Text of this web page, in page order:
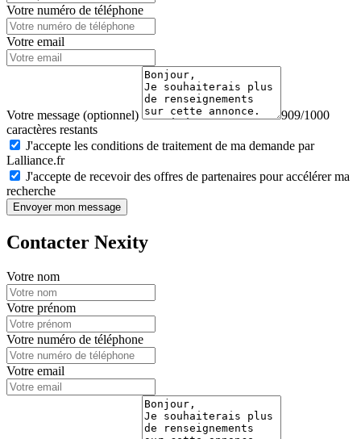
Votre numéro de téléphone
Votre email
Votre message (optionnel)
909/1000
caractères restants
J'accepte les conditions de traitement de ma demande par
Lalliance.fr
J'accepte de recevoir des offres de partenaires pour accélérer ma
recherche
Envoyer mon message
Contacter Nexity
Votre nom
Votre prénom
Votre numéro de téléphone
Votre email